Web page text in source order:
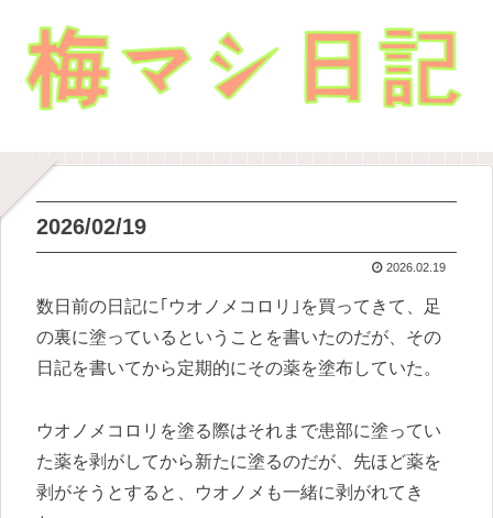
2026/02/19
2026.02.19
数日前の日記に｢ウオノメコロリ｣を買ってきて、足
の裏に塗っているということを書いたのだが、その
日記を書いてから定期的にその薬を塗布していた。
ウオノメコロリを塗る際はそれまで患部に塗ってい
た薬を剥がしてから新たに塗るのだが、先ほど薬を
剥がそうとすると、ウオノメも一緒に剥がれてき